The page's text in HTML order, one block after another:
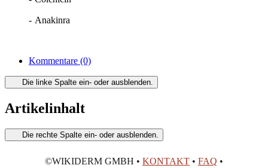
- Anakinra
Kommentare (0)
Die linke Spalte ein- oder ausblenden.
Artikelinhalt
Die rechte Spalte ein- oder ausblenden.
©WIKIDERM GMBH • KONTAKT • FAQ •